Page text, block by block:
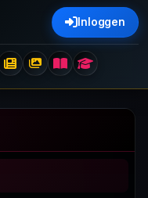
Inloggen